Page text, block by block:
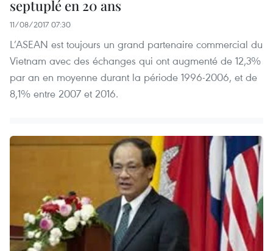
septuplé en 20 ans
11/08/2017 07:30
L’ASEAN est toujours un grand partenaire commercial du
Vietnam avec des échanges qui ont augmenté de 12,3%
par an en moyenne durant la période 1996-2006, et de
8,1% entre 2007 et 2016.